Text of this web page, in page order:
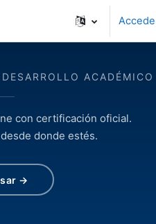
ACADÉMICO
con certificación oficial.
donde estés.
→